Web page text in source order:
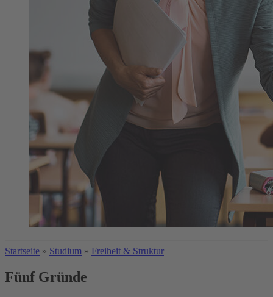
Startseite » Studium » Freiheit & Struktur
Fünf Gründe